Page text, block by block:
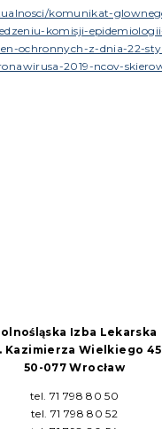
komunikat-
komisji-
ochronnych-z-dnia-22-
2019-ncov-
Izba Lekarska
Kazimierza Wielkiego 45
50-077 Wrocław
tel. 71 798 80 50
tel. 71 798 80 52